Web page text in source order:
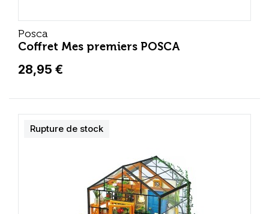
Posca
Coffret Mes premiers POSCA
28,95 €
Rupture de stock